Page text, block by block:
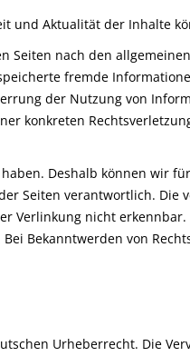
und Aktualität der Inhalte
Seiten nach den
fremde
der Nutzung von
konkreten
Deshalb können wir
Seiten verantwortlich. Die
Verlinkung nicht
Bekanntwerden von
Urheberrecht. Die